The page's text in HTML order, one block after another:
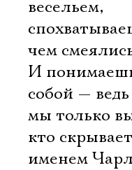
весельем,
чем
И
собой — ведь
мы только
кто
именем